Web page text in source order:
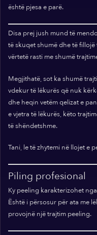
është pjesa e parë.
Disa prej jush mund të
të skuqet shumë dhe të
vërtetë rasti me shumë
Megjithatë, sot ka shumë
vdekur të lëkurës që nuk
dhe heqin vetëm qelizat e
e vjetra të lëkurës, këto
të shëndetshme.
Tani, le të zhytemi në llojet e
Piling profesional
Ky peeling karakterizohet
Është i përsosur për ata me
provojnë një trajtim peeling.